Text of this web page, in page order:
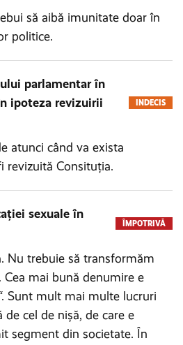
să aibă imunitate doar în
politice.
parlamentar în
ipoteza revizuirii
INDECIS
atunci când va exista
revizuită Consituţia.
sexuale în
ÎMPOTRIVĂ
Nu trebuie să transformăm
mai bună denumire e
Sunt mult mai multe lucruri
cel de nişă, de care e
segment din societate. În